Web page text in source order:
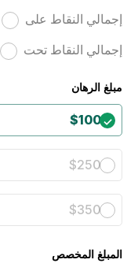
إجمالي النقاط على
إجمالي النقاط تحت
مبلغ الرهان
$100
$250
$350
المبلغ المخصص